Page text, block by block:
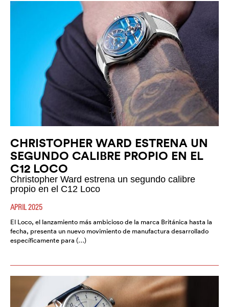
CHRISTOPHER WARD ESTRENA UN
SEGUNDO CALIBRE PROPIO EN EL
C12 LOCO
Christopher Ward estrena un segundo calibre
propio en el C12 Loco
APRIL 2025
El Loco, el lanzamiento más ambicioso de la marca Británica hasta la
fecha, presenta un nuevo movimiento de manufactura desarrollado
específicamente para (…)